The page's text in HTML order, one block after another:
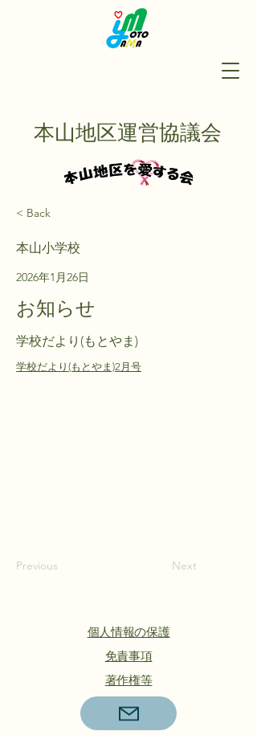
本山地区運営協議会
< Back
本山小学校
2026年1月26日
お知らせ
学校だより(もとやま)
学校だより(もとやま)2月号
Previous Next
個人情報の保護
​免責事項
著作権等